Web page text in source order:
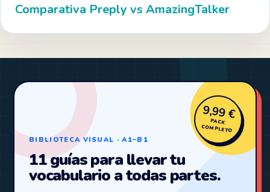
Comparativa Preply vs AmazingTalker
BIBLIOTECA VISUAL · A1–B1
11 guías para llevar tu
vocabulario a todas partes.
9,99 €
PACK
COMPLETO